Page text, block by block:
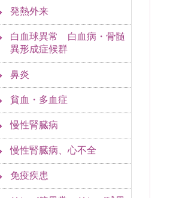
発熱外来
白血球異常 白血病・骨髄
異形成症候群
鼻炎
貧血・多血症
慢性腎臓病
慢性腎臓病、心不全
免疫疾患